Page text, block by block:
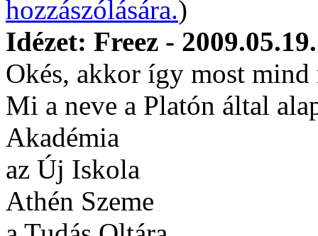
hozzászólására.)
Idézet: Freez -
Okés, akkor így most mind
Mi a neve a Platón által
Akadémia
az Új Iskola
Athén Szeme